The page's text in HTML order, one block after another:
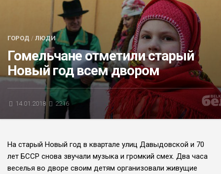
БЛИЦ-ОПРОС
АФИША
ГОРОД / ЛЮДИ
Гомельчане отметили старый
Новый год всем двором
14.01.2018 2216
На старый Новый год в квартале улиц Давыдовской и 70
лет БССР снова звучали музыка и громкий смех. Два часа
веселья во дворе своим детям организовали живущие